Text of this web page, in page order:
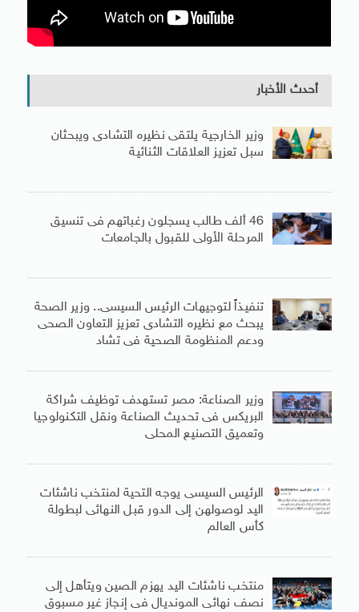
أحدث الأخبار
وزير الخارجية يلتقى نظيره التشادى ويبحثان
سبل تعزيز العلاقات الثنائية
46 ألف طالب يسجلون رغباتهم فى تنسيق
المرحلة الأولى للقبول بالجامعات
تنفيذاً لتوجيهات الرئيس السيسى.. وزير الصحة
يبحث مع نظيره التشادى تعزيز التعاون الصحى
ودعم المنظومة الصحية فى تشاد
وزير الصناعة: مصر تستهدف توظيف شراكة
البريكس فى تحديث الصناعة ونقل التكنولوجيا
وتعميق التصنيع المحلى
الرئيس السيسى يوجه التحية لمنتخب ناشئات
اليد لوصولهن إلى الدور قبل النهائى لبطولة
كأس العالم
منتخب ناشئات اليد يهزم الصين ويتأهل إلى
نصف نهائى المونديال فى إنجاز غير مسبوق